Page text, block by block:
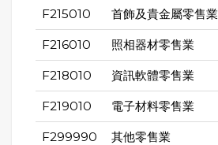
F215010 首飾及貴金屬零售業
F216010 照相器材零售業
F218010 資訊軟體零售業
F219010 電子材料零售業
F299990 其他零售業